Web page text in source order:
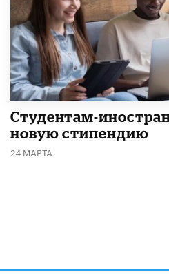
Студентам-
новую стипендию
24 МАРТА